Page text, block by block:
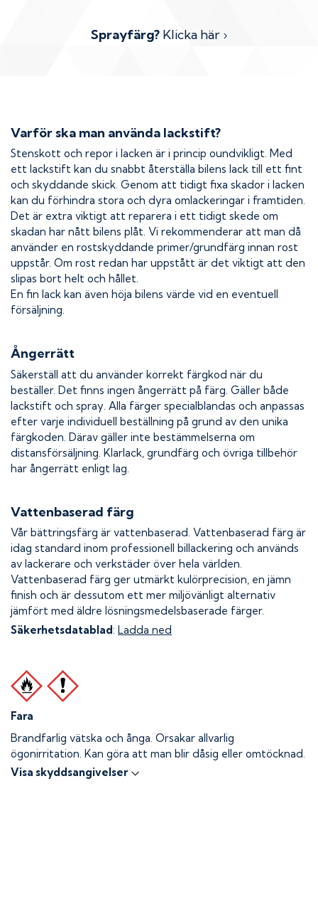
Sprayfärg? Klicka här ›
Varför ska man använda lackstift?
Stenskott och repor i lacken är i princip oundvikligt. Med
ett lackstift kan du snabbt återställa bilens lack till ett fint
och skyddande skick. Genom att tidigt fixa skador i lacken
kan du förhindra stora och dyra omlackeringar i framtiden.
Det är extra viktigt att reparera i ett tidigt skede om
skadan har nått bilens plåt. Vi rekommenderar att man då
använder en rostskyddande primer/grundfärg innan rost
uppstår. Om rost redan har uppstått är det viktigt att den
slipas bort helt och hållet.
En fin lack kan även höja bilens värde vid en eventuell
försäljning.
Ångerrätt
Säkerställ att du använder korrekt färgkod när du
beställer. Det finns ingen ångerrätt på färg. Gäller både
lackstift och spray. Alla färger specialblandas och anpassas
efter varje individuell beställning på grund av den unika
färgkoden. Därav gäller inte bestämmelserna om
distansförsäljning. Klarlack, grundfärg och övriga tillbehör
har ångerrätt enligt lag.
Vattenbaserad färg
Vår bättringsfärg är vattenbaserad. Vattenbaserad färg är
idag standard inom professionell billackering och används
av lackerare och verkstäder över hela världen.
Vattenbaserad färg ger utmärkt kulörprecision, en jämn
finish och är dessutom ett mer miljövänligt alternativ
jämfört med äldre lösningsmedelsbaserade färger.
Säkerhetsdatablad: Ladda ned
Fara
Brandfarlig vätska och ånga. Orsakar allvarlig
ögonirritation. Kan göra att man blir dåsig eller omtöcknad.
Visa skyddsangivelser